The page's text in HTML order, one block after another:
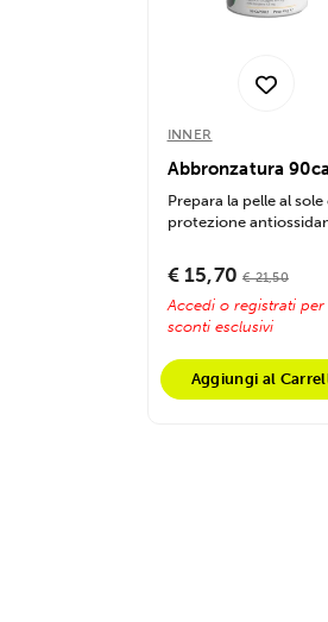
INNER
Abbronzatura
Prepara la pelle al sole
protezione
€ 15,70 € 21,50
Accedi o registrati per
sconti esclusivi
Aggiungi al